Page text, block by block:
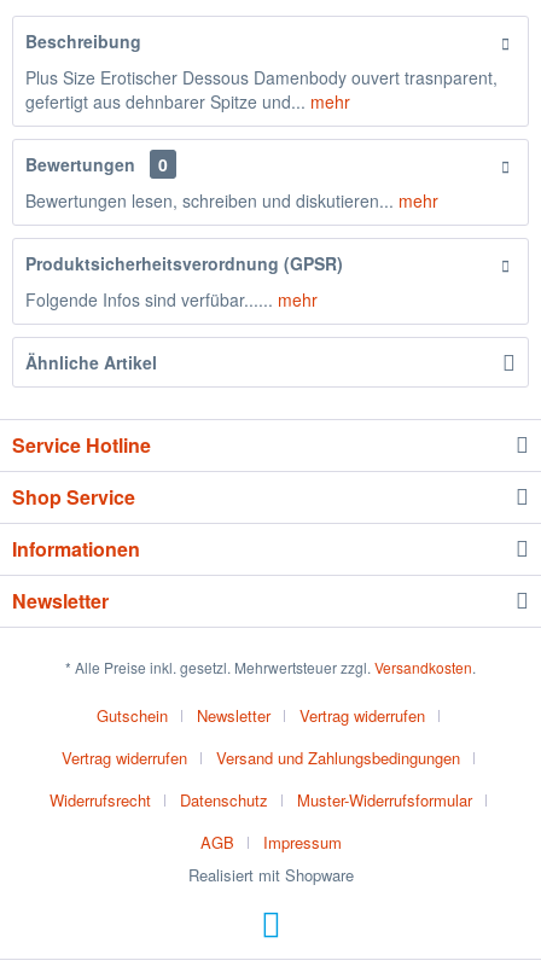
Beschreibung
Plus Size Erotischer Dessous Damenbody ouvert trasnparent,
gefertigt aus dehnbarer Spitze und... mehr
Bewertungen
0
Bewertungen lesen, schreiben und diskutieren... mehr
Produktsicherheitsverordnung (GPSR)
Folgende Infos sind verfübar...... mehr
Ähnliche Artikel
Service Hotline
Shop Service
Informationen
Newsletter
* Alle Preise inkl. gesetzl. Mehrwertsteuer zzgl. Versandkosten.
Gutschein Newsletter
Vertrag widerrufen
Vertrag widerrufen
Versand und Zahlungsbedingungen
Widerrufsrecht
Datenschutz
Muster-Widerrufsformular
AGB
Impressum
Realisiert mit Shopware